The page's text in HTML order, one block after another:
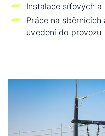
Instalace síťových
Práce na
uvedení do provozu